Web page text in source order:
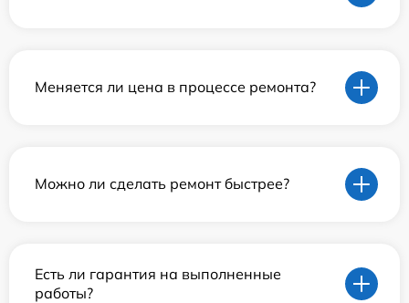
Меняется ли цена в процессе ремонта?
Можно ли сделать ремонт быстрее?
Есть ли гарантия на выполненные
работы?